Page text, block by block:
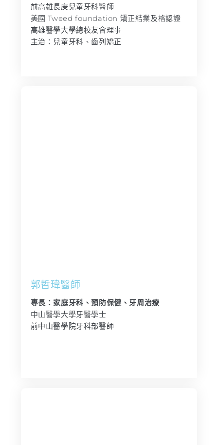
前高雄長庚兒童牙科醫師
美國 Tweed foundation 矯正結業及格認證
高雄醫學大學總校友會理事
主治：兒童牙科、齒列矯正
郭哲瑋醫師
專長：家庭牙科、預防保健、牙周治療
中山醫學大學牙醫學士
前中山醫學院牙科部醫師